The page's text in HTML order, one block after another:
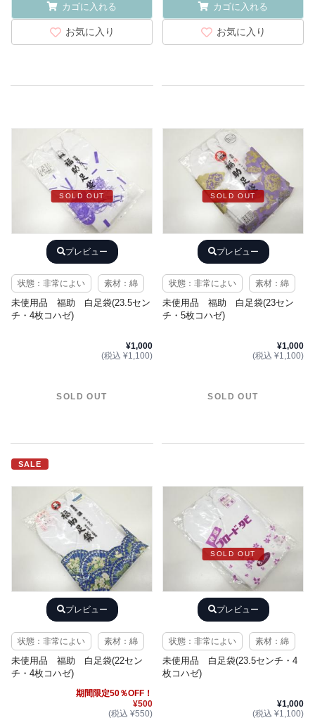
カゴに入れる
お気に入り
カゴに入れる
お気に入り
SOLD OUT
プレビュー
状態：非常によい 素材：綿
未使用品 福助 白足袋(23.5セン
チ・4枚コハゼ)
¥1,000
(税込 ¥1,100)
SOLD OUT
SOLD OUT
プレビュー
状態：非常によい 素材：綿
未使用品 福助 白足袋(23セン
チ・5枚コハゼ)
¥1,000
(税込 ¥1,100)
SOLD OUT
SALE
プレビュー
状態：非常によい 素材：綿
未使用品 福助 白足袋(22セン
チ・4枚コハゼ)
期間限定50％OFF！
¥500
(税込 ¥550)
SOLD OUT
プレビュー
状態：非常によい 素材：綿
未使用品 白足袋(23.5センチ・4
枚コハゼ)
¥1,000
(税込 ¥1,100)